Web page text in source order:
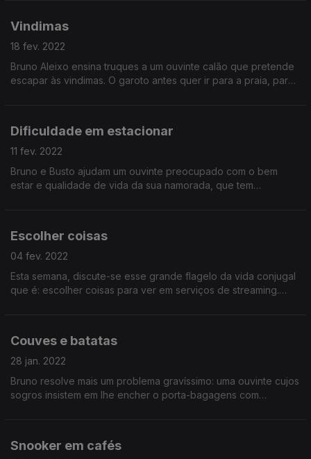
Vindimas
18 fev. 2022
Bruno Aleixo ensina truques a um ouvinte calão que pretende
escapar às vindimas. O garoto antes quer ir para a praia, para
Dificuldade em estacionar
11 fev. 2022
Bruno e Busto ajudam um ouvinte preocupado com o bem
estar e qualidade de vida da sua namorada, que tem
Escolher coisas
04 fev. 2022
Esta semana, discute-se esse grande flagelo da vida conjugal
que é: escolher coisas para ver em serviços de streaming.
Couves e batatas
28 jan. 2022
Bruno resolve mais um problema gravíssimo: uma ouvinte cujos
sogros insistem em lhe encher o porta-bagagens com
Snooker em cafés